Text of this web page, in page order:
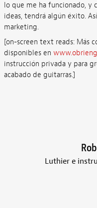
lo que me ha funcionado, y
ideas, tendrá algún éxito.
marketing.
[on-screen text reads: Más
disponibles en
instrucción privada y para
acabado de guitarras.]
Luthier e